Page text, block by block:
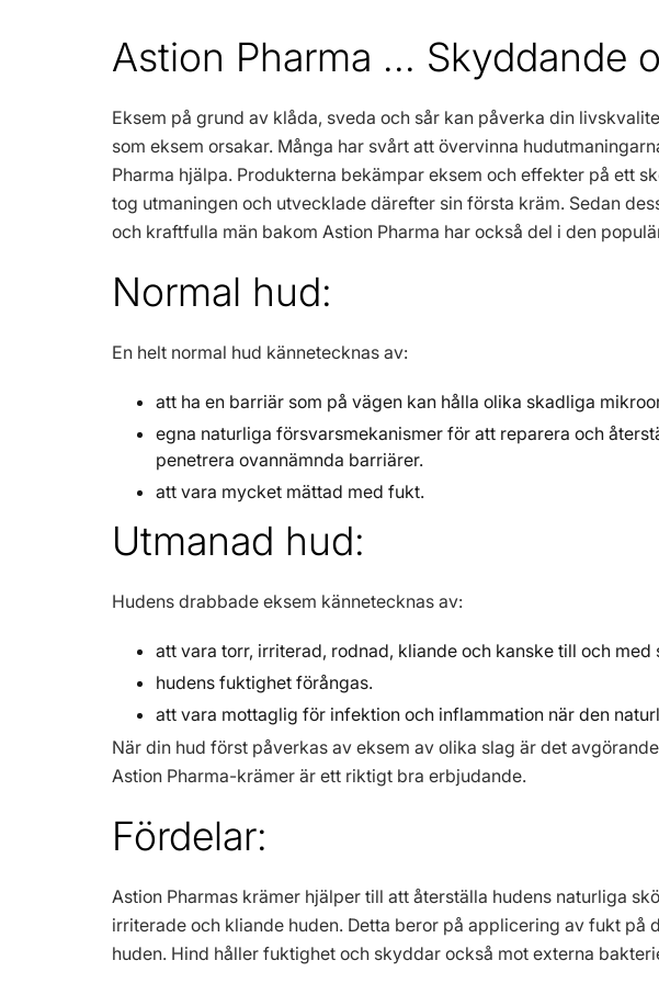
Astion Pharma ... Skyddande
Eksem på grund av klåda, sveda och sår kan påverka din
som eksem orsakar. Många har svårt att övervinna
Pharma hjälpa. Produkterna bekämpar eksem och effekter på ett
tog utmaningen och utvecklade därefter sin första kräm. Sedan
och kraftfulla män bakom Astion Pharma har också del i den
Normal hud:
En helt normal hud kännetecknas av:
att ha en barriär som på vägen kan hålla olika skadliga
egna naturliga försvarsmekanismer för att reparera och
penetrera ovannämnda barriärer.
att vara mycket mättad med fukt.
Utmanad hud:
Hudens drabbade eksem kännetecknas av:
att vara torr, irriterad, rodnad, kliande och kanske till och med
hudens fuktighet förångas.
att vara mottaglig för infektion och inflammation när den
När din hud först påverkas av eksem av olika slag är det
Astion Pharma-krämer är ett riktigt bra erbjudande.
Fördelar:
Astion Pharmas krämer hjälper till att återställa hudens naturliga
irriterade och kliande huden. Detta beror på applicering av fukt på
huden. Hind håller fuktighet och skyddar också mot externa